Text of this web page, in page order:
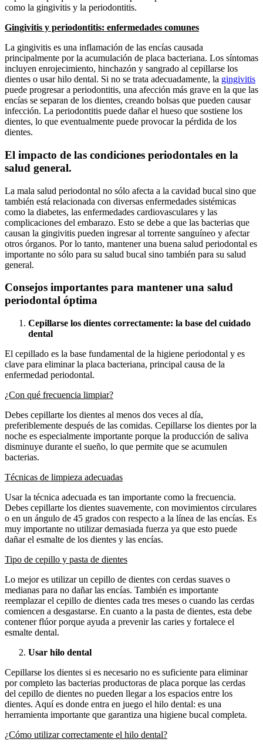
como la gingivitis y la periodontitis.
Gingivitis y periodontitis: enfermedades comunes
La gingivitis es una inflamación de las encías causada
principalmente por la acumulación de placa bacteriana. Los síntomas
incluyen enrojecimiento, hinchazón y sangrado al cepillarse los
dientes o usar hilo dental. Si no se trata adecuadamente, la gingivitis
puede progresar a periodontitis, una afección más grave en la que las
encías se separan de los dientes, creando bolsas que pueden causar
infección. La periodontitis puede dañar el hueso que sostiene los
dientes, lo que eventualmente puede provocar la pérdida de los
dientes.
El impacto de las condiciones periodontales en la
salud general.
La mala salud periodontal no sólo afecta a la cavidad bucal sino que
también está relacionada con diversas enfermedades sistémicas
como la diabetes, las enfermedades cardiovasculares y las
complicaciones del embarazo. Esto se debe a que las bacterias que
causan la gingivitis pueden ingresar al torrente sanguíneo y afectar
otros órganos. Por lo tanto, mantener una buena salud periodontal es
importante no sólo para su salud bucal sino también para su salud
general.
Consejos importantes para mantener una salud
periodontal óptima
Cepillarse los dientes correctamente: la base del cuidado
dental
El cepillado es la base fundamental de la higiene periodontal y es
clave para eliminar la placa bacteriana, principal causa de la
enfermedad periodontal.
¿Con qué frecuencia limpiar?
Debes cepillarte los dientes al menos dos veces al día,
preferiblemente después de las comidas. Cepillarse los dientes por la
noche es especialmente importante porque la producción de saliva
disminuye durante el sueño, lo que permite que se acumulen
bacterias.
Técnicas de limpieza adecuadas
Usar la técnica adecuada es tan importante como la frecuencia.
Debes cepillarte los dientes suavemente, con movimientos circulares
o en un ángulo de 45 grados con respecto a la línea de las encías. Es
muy importante no utilizar demasiada fuerza ya que esto puede
dañar el esmalte de los dientes y las encías.
Tipo de cepillo y pasta de dientes
Lo mejor es utilizar un cepillo de dientes con cerdas suaves o
medianas para no dañar las encías. También es importante
reemplazar el cepillo de dientes cada tres meses o cuando las cerdas
comiencen a desgastarse. En cuanto a la pasta de dientes, esta debe
contener flúor porque ayuda a prevenir las caries y fortalece el
esmalte dental.
Usar hilo dental
Cepillarse los dientes si es necesario no es suficiente para eliminar
por completo las bacterias productoras de placa porque las cerdas
del cepillo de dientes no pueden llegar a los espacios entre los
dientes. Aquí es donde entra en juego el hilo dental: es una
herramienta importante que garantiza una higiene bucal completa.
¿Cómo utilizar correctamente el hilo dental?